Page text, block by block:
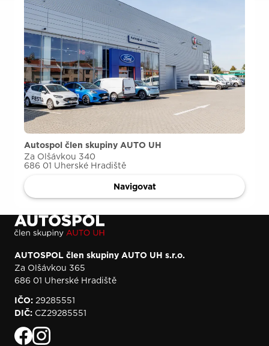
Autospol člen skupiny AUTO UH
Za Olšávkou 340
686 01 Uherské Hradiště
Navigovat
AUTOSPOL člen skupiny AUTO UH s.r.o.
Za Olšávkou 365
686 01 Uherské Hradiště
IČO: 29285551
DIČ: CZ29285551